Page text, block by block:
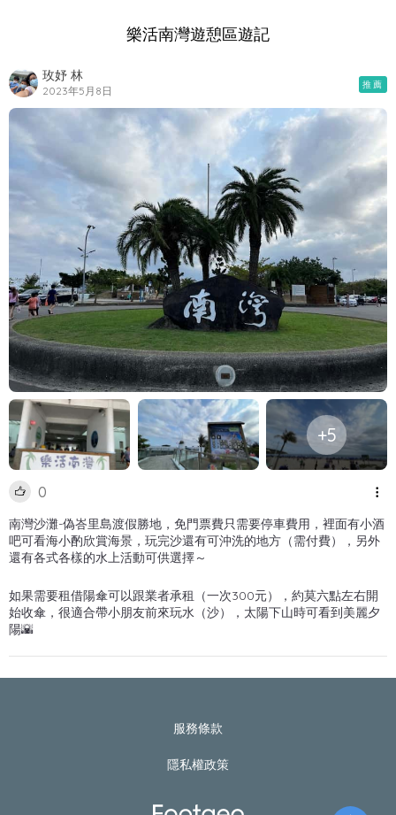
樂活南灣遊憩區遊記
玫妤 林
2023年5月8日 推薦
+5
0
南灣沙灘-偽峇里島渡假勝地，免門票費只需要停車費用，裡面有小酒
吧可看海小酌欣賞海景，玩完沙還有可沖洗的地方（需付費），另外
還有各式各樣的水上活動可供選擇～
如果需要租借陽傘可以跟業者承租（一次300元），約莫六點左右開
始收傘，很適合帶小朋友前來玩水（沙），太陽下山時可看到美麗夕
陽🌇
服務條款
隱私權政策